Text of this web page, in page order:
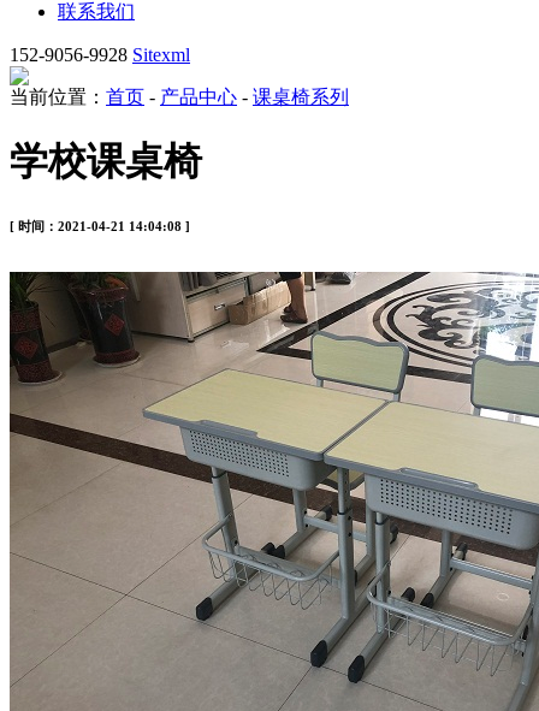
联系我们
152-9056-9928 Sitexml
当前位置： 首页 - 产品中心 - 课桌椅系列
学校课桌椅
[ 时间：2021-04-21 14:04:08 ]